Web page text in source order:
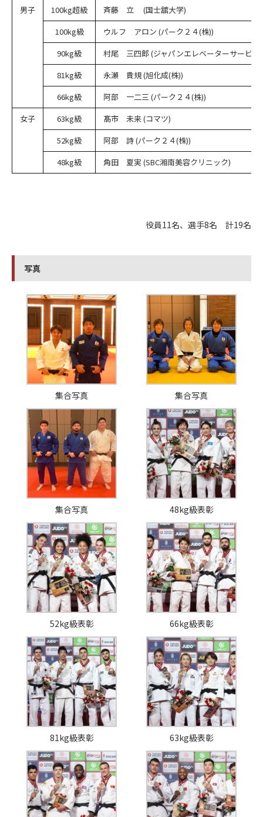
男子
100kg超級
斉藤 立 (国士舘大学)
100kg級
ウルフ アロン (パーク２４(株))
90kg級
村尾 三四郎 (ジャパンエレベーターサービス
81kg級
永瀬 貴規 (旭化成(株))
66kg級
阿部 一二三 (パーク２４(株))
女子
63kg級
髙市 未来 (コマツ)
52kg級
阿部 詩 (パーク２４(株))
48kg級
角田 夏実 (SBC湘南美容クリニック)
役員11名、選手8名 計19名
写真
集合写真 集合写真
集合写真 48kg級表彰
52kg級表彰 66kg級表彰
81kg級表彰 63kg級表彰